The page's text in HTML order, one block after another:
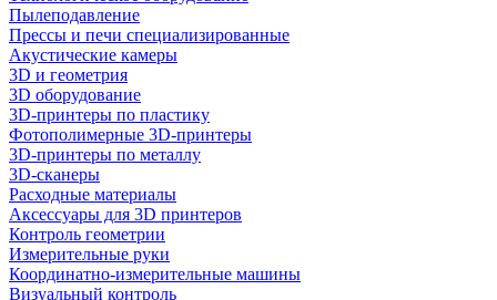
Пылеподавление
Прессы и печи специализированные
Акустические камеры
3D и геометрия
3D оборудование
3D-принтеры по пластику
Фотополимерные 3D-принтеры
3D-принтеры по металлу
3D-сканеры
Расходные материалы
Аксессуары для 3D принтеров
Контроль геометрии
Измерительные руки
Координатно-измерительные машины
Визуальный контроль